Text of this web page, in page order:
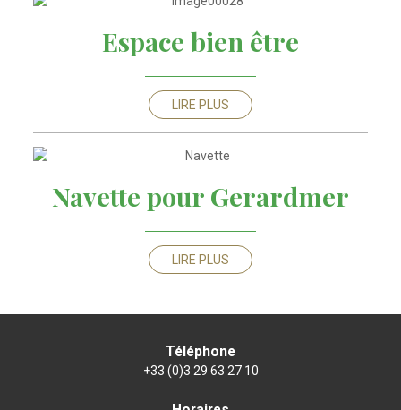
Espace bien être
LIRE PLUS
Navette pour Gerardmer
LIRE PLUS
Téléphone
+33 (0)3 29 63 27 10